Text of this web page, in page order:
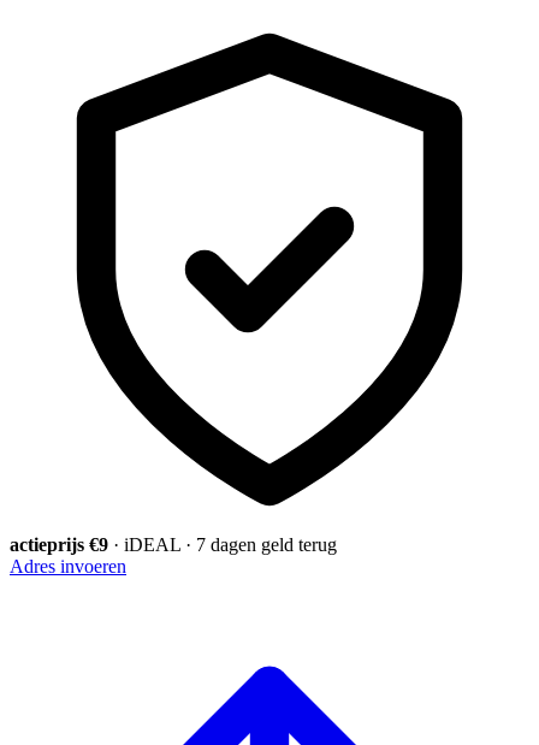
actieprijs €9 · iDEAL · 7 dagen geld terug
Adres invoeren